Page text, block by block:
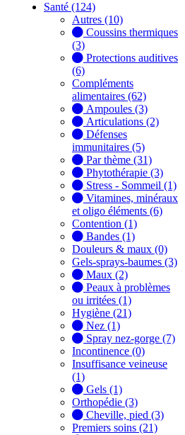
Santé (124)
Autres (10)
Coussins thermiques
(3)
Protections auditives
(6)
Compléments
alimentaires (62)
Ampoules (3)
Articulations (2)
Défenses
immunitaires (5)
Par thème (31)
Phytothérapie (3)
Stress - Sommeil (1)
Vitamines, minéraux
et oligo éléments (6)
Contention (1)
Bandes (1)
Douleurs & maux (0)
Gels-sprays-baumes (3)
Maux (2)
Peaux à problèmes
ou irritées (1)
Hygiène (21)
Nez (1)
Spray nez-gorge (7)
Incontinence (0)
Insuffisance veineuse
(1)
Gels (1)
Orthopédie (3)
Cheville, pied (3)
Premiers soins (21)